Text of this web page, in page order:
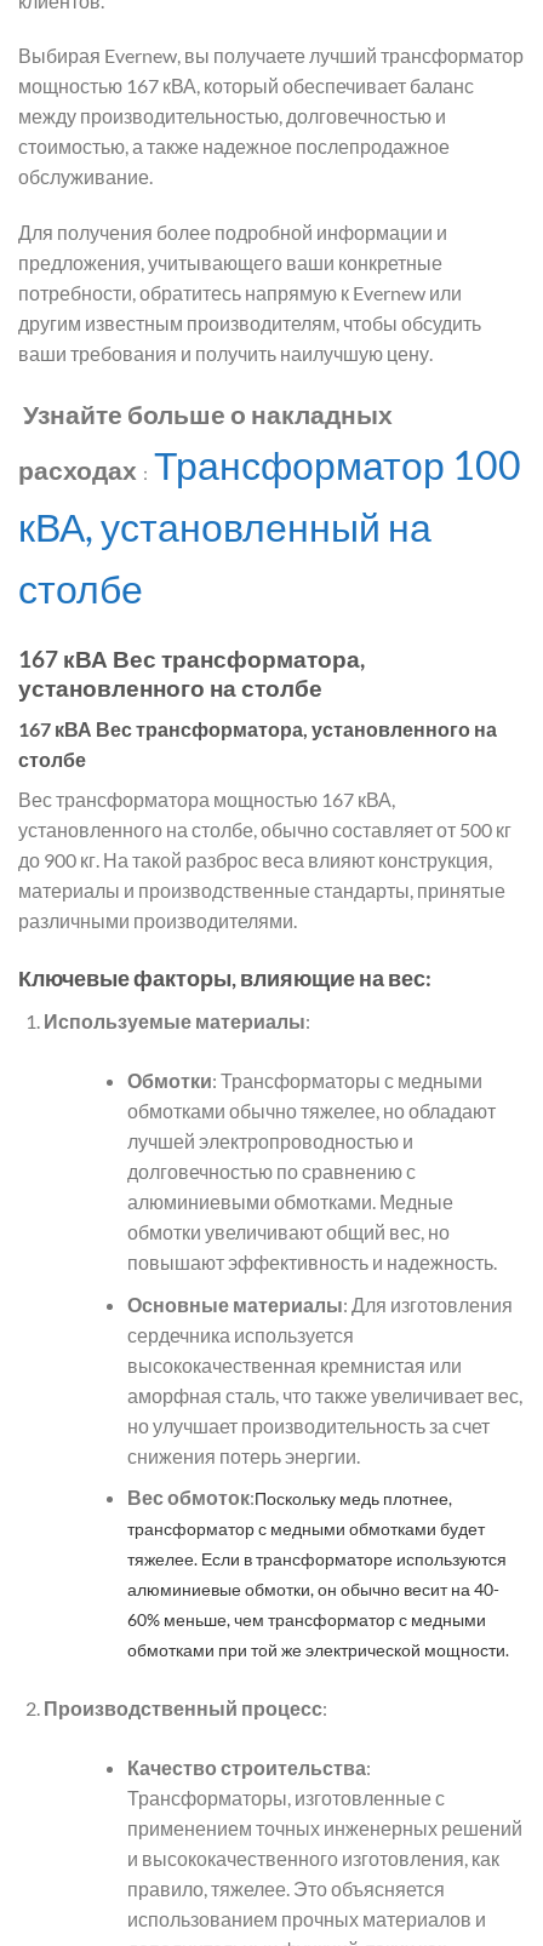
Выбирая Evernew, вы получаете лучший трансформатор
мощностью 167 кВА, который обеспечивает баланс
между производительностью, долговечностью и
стоимостью, а также надежное послепродажное
обслуживание.
Для получения более подробной информации и
предложения, учитывающего ваши конкретные
потребности, обратитесь напрямую к Evernew или
другим известным производителям, чтобы обсудить
ваши требования и получить наилучшую цену.
Узнайте больше о накладных
расходах ： Трансформатор 100
кВА, установленный на
столбе
167 кВА Вес трансформатора,
установленного на столбе
167 кВА Вес трансформатора, установленного на
столбе
Вес трансформатора мощностью 167 кВА,
установленного на столбе, обычно составляет от 500 кг
до 900 кг. На такой разброс веса влияют конструкция,
материалы и производственные стандарты, принятые
различными производителями.
Ключевые факторы, влияющие на вес:
Используемые материалы:
Обмотки: Трансформаторы с медными
обмотками обычно тяжелее, но обладают
лучшей электропроводностью и
долговечностью по сравнению с
алюминиевыми обмотками. Медные
обмотки увеличивают общий вес, но
повышают эффективность и надежность.
Основные материалы: Для изготовления
сердечника используется
высококачественная кремнистая или
аморфная сталь, что также увеличивает вес,
но улучшает производительность за счет
снижения потерь энергии.
Вес обмоток:Поскольку медь плотнее,
трансформатор с медными обмотками будет
тяжелее. Если в трансформаторе используются
алюминиевые обмотки, он обычно весит на 40-
60% меньше, чем трансформатор с медными
обмотками при той же электрической мощности.
Производственный процесс:
Качество строительства:
Трансформаторы, изготовленные с
применением точных инженерных решений
и высококачественного изготовления, как
правило, тяжелее. Это объясняется
использованием прочных материалов и